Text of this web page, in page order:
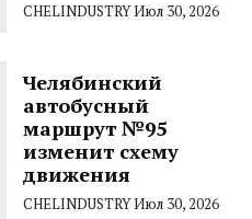
CHELINDUSTRYИюл 30, 2026
Челябинский
автобусный
маршрут №95
изменит схему
движения
CHELINDUSTRYИюл 30, 2026